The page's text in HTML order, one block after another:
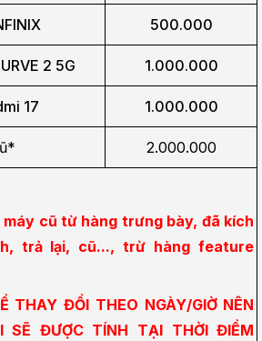
500.000
2 5G 1.000.000
17 1.000.000
2.000.000
máy cũ từ hàng trưng bày, đã kích
trả lại, cũ..., trừ hàng feature
THAY ĐỔI THEO NGÀY/GIỜ NÊN
SẼ ĐƯỢC TÍNH TẠI THỜI ĐIỂM